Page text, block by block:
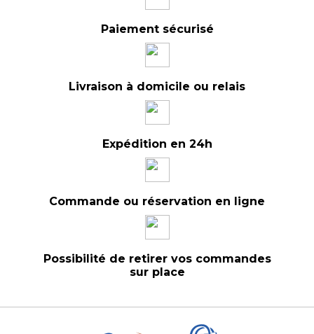
Paiement sécurisé
Livraison à domicile ou relais
Expédition en 24h
Commande ou réservation en ligne
Possibilité de retirer vos commandes
sur place